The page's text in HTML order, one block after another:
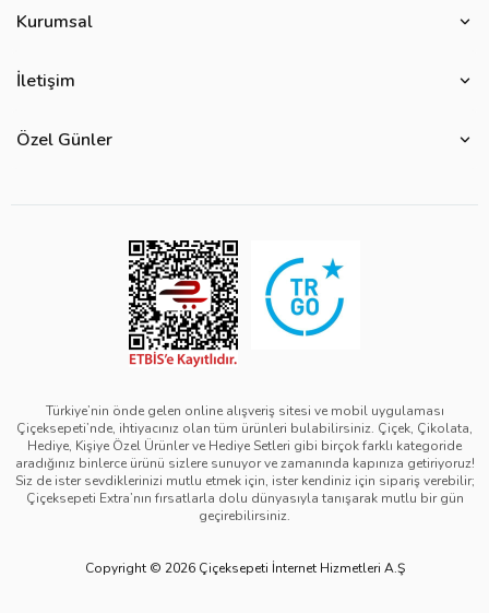
Çiçek Anlamları
Mevsimlere Göre Çiçekler
Ürün Sıralama Kriterleri
Teslimat İpuçları
Sipariş Güncelleme Süreçleri
Kurumsal
Ürün Güvenliği
Reklamlarımız
Kampanya Detayları
Duyarlı Pazarlama Hareketi
Bilgi Toplumu Hizmetleri
Çiçeksepeti Üyelik Sözleşmesi
Mesafeli Satış Sözleşmesi - Çiçek
Mesafeli Satış Sözleşmesi - Hediye & Extra
Çerez Politikası
Yeşil IT Politikası
İletişim
Çiçeksepeti Pazaryeri Kolaylıkları
Ödeme Seçenekleri
Özel Günler
Anneler Günü Hediyeleri
Babalar Günü Hediyeleri
Öğretmenler Günü Hediyeleri
Yılbaşı Hediyeleri
Black Friday
Tıp Bayramı Hediyeleri
Avukatlar Günü Hediyeleri
Hemşireler Günü Hediyeleri
Türkiye’nin önde gelen online alışveriş sitesi ve mobil uygulaması
Çiçeksepeti’nde, ihtiyacınız olan tüm ürünleri bulabilirsiniz. Çiçek, Çikolata,
Hediye, Kişiye Özel Ürünler ve Hediye Setleri gibi birçok farklı kategoride
aradığınız binlerce ürünü sizlere sunuyor ve zamanında kapınıza getiriyoruz!
Siz de ister sevdiklerinizi mutlu etmek için, ister kendiniz için sipariş verebilir;
Çiçeksepeti Extra’nın fırsatlarla dolu dünyasıyla tanışarak mutlu bir gün
geçirebilirsiniz.
Copyright © 2026 Çiçeksepeti İnternet Hizmetleri A.Ş